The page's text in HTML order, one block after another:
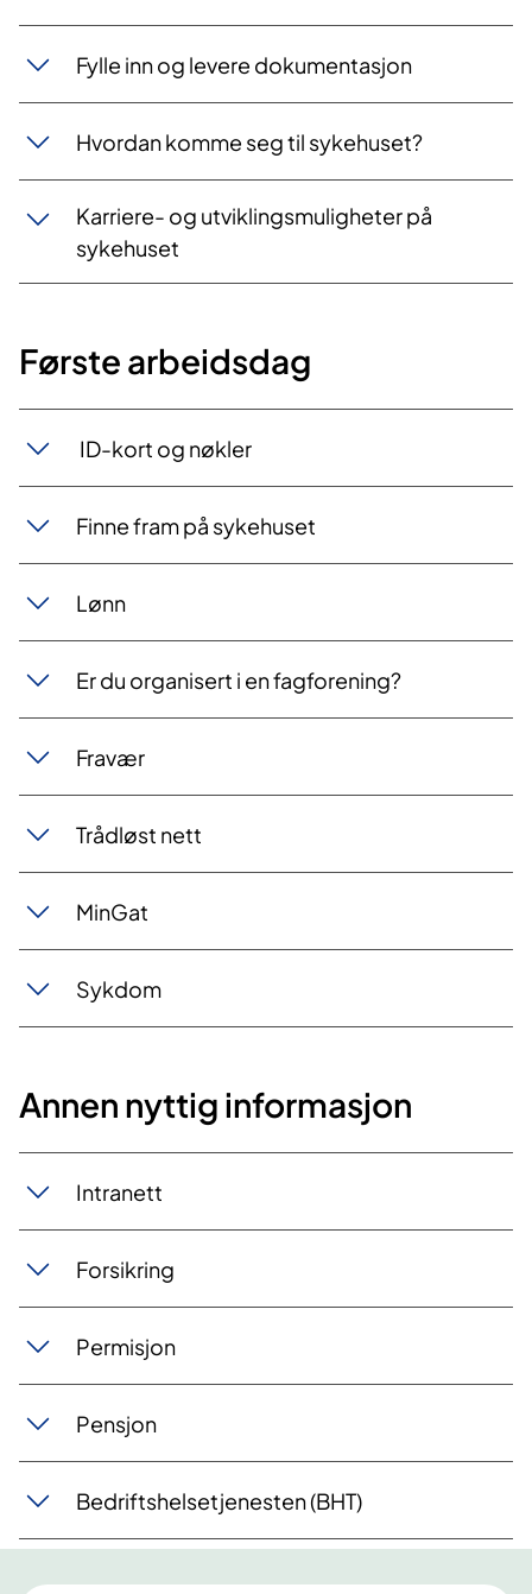
Fylle inn og levere dokumentasjon
Hvordan komme seg til sykehuset?
Karriere- og utviklingsmuligheter på
sykehuset
Første arbeidsdag
​ ID-kort og nøkler
Finne fram på sykehuset
Lønn
Er du organisert i en fagforening?
Fravær
Trådløst nett
MinGat
Sykdom
Annen nyttig informasjon
Intranett
Forsikring
Permisjon
Pensjon
Bedriftshelsetjenesten (BHT)